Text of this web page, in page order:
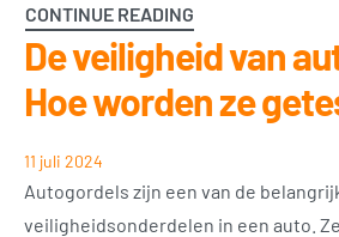
CONTINUE READING
De veiligheid van
Hoe worden ze
11 juli 2024
Autogordels zijn een van de
veiligheidsonderdelen in een auto.